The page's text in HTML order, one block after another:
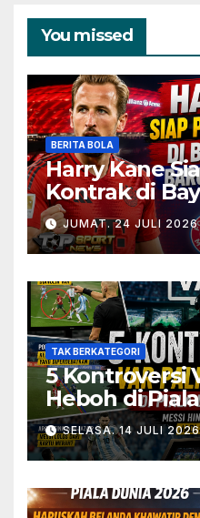
You missed
BERITA BOLA
Harry Kane
Kontrak di
JUMAT. 24 JULI
TAK BERKATEGORI
5 Kontroversi
Heboh di
SELASA. 14 JULI